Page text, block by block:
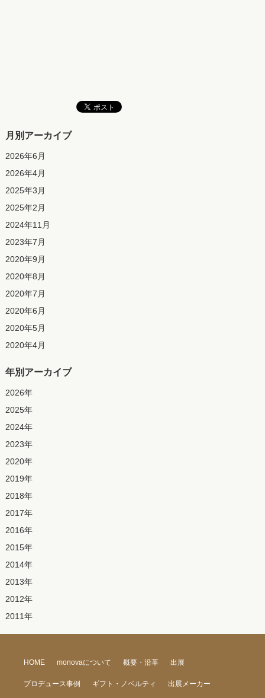
月別アーカイブ
2026年6月
2026年4月
2025年3月
2025年2月
2024年11月
2023年7月
2020年9月
2020年8月
2020年7月
2020年6月
2020年5月
2020年4月
年別アーカイブ
2026年
2025年
2024年
2023年
2020年
2019年
2018年
2017年
2016年
2015年
2014年
2013年
2012年
2011年
HOME monovaについて 概要・沿革 出展
プロデュース事例 ギフト・ノベルティ 出展メーカー